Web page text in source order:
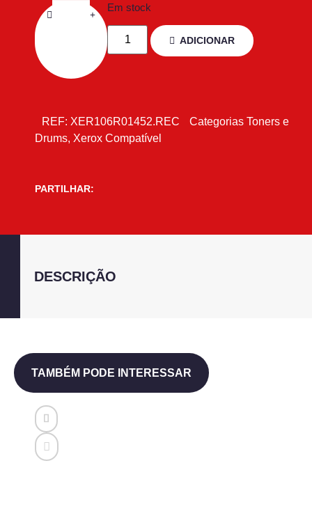
Em stock
ADICIONAR
REF: XER106R01452.REC Categorias Toners e
Drums, Xerox Compatível
PARTILHAR:
DESCRIÇÃO
TAMBÉM PODE INTERESSAR